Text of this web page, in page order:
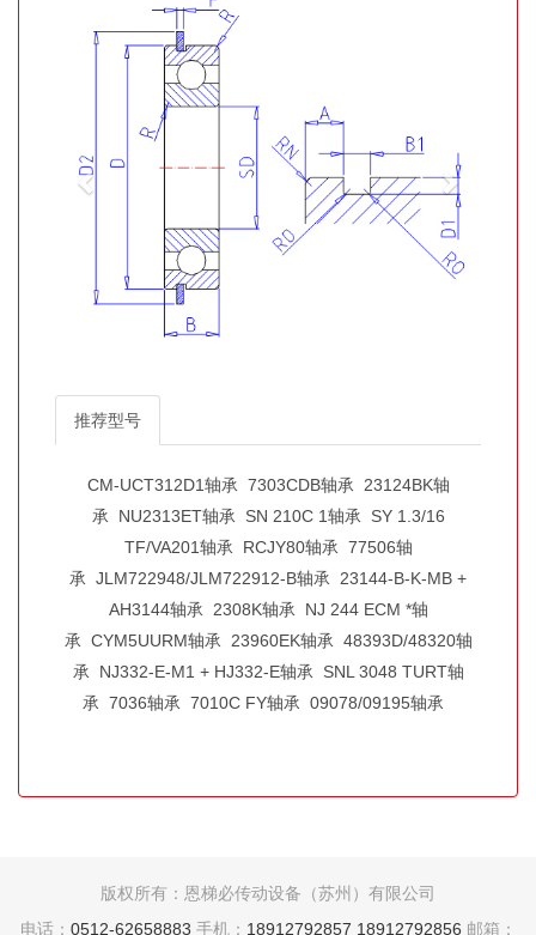
推荐型号
CM-UCT312D1轴承 7303CDB轴承 23124BK轴
承 NU2313ET轴承 SN 210C 1轴承 SY 1.3/16
TF/VA201轴承 RCJY80轴承 77506轴
承 JLM722948/JLM722912-B轴承 23144-B-K-MB +
AH3144轴承 2308K轴承 NJ 244 ECM *轴
承 CYM5UURM轴承 23960EK轴承 48393D/48320轴
承 NJ332-E-M1 + HJ332-E轴承 SNL 3048 TURT轴
承 7036轴承 7010C FY轴承 09078/09195轴承
版权所有：恩梯必传动设备（苏州）有限公司
电话： 0512-62658883 手机： 18912792857 18912792856 邮箱：